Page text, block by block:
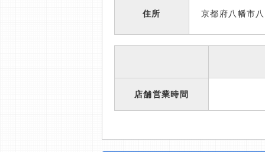
住所 京都府八幡市
店舗営業時間